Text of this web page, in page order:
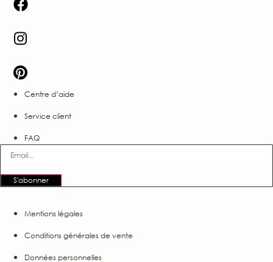
Centre d’aide
Service client
FAQ
S'abonner
Mentions légales
Conditions générales de vente
Données personnelles